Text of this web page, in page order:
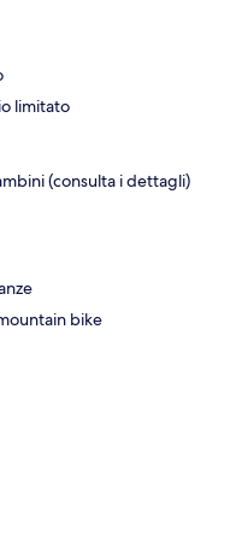
limitato
(consulta i dettagli)
bike